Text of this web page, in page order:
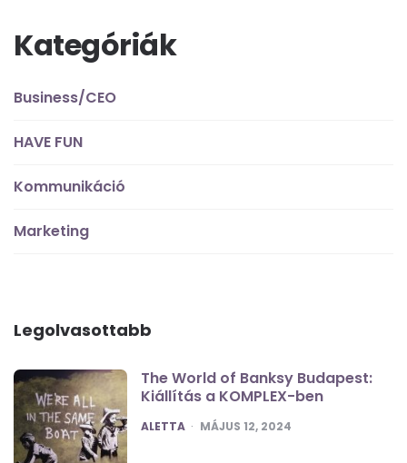
Kategóriák
Business/CEO
HAVE FUN
Kommunikáció
Marketing
Legolvasottabb
The World of Banksy Budapest:
Kiállítás a KOMPLEX-ben
POSTED
ALETTA MÁJUS 12, 2024